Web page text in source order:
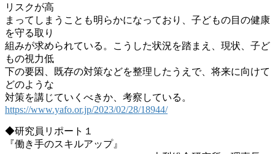
リスクが高
まってしまうことも明らかになっており、子どもの目の健康
を守る取り
組みが求められている。こうした状況を踏まえ、現状、子ど
もの視力低
下の要因、既存の対策などを整理したうえで、将来に向けて
どのような
対策を講じていくべきか、考察している。
https://www.yafo.or.jp/2023/02/28/18944/
◆研究員リポート１
『働き手のスキルアップ』